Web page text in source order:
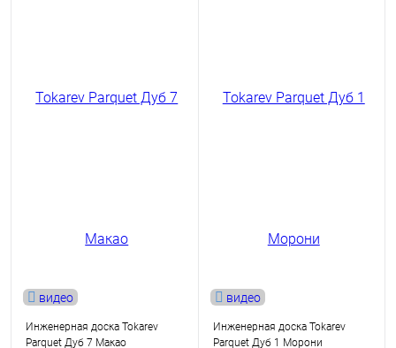
видео
Инженерная доска Tokarev
Parquet Дуб 7 Макао
видео
Инженерная доска Tokarev
Parquet Дуб 1 Морони